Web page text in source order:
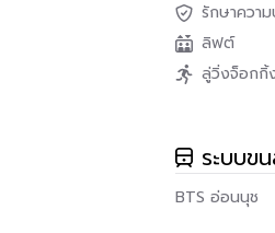
- ห้องซักผ้า
- Free wi-fi
- มีบริการรถ
- เจ้าหน้าที่รัก
รักษาควา
ลิฟต์
ลู่วิ่งจ็อกกิ้
ระบบข
BTS อ่อนนุช